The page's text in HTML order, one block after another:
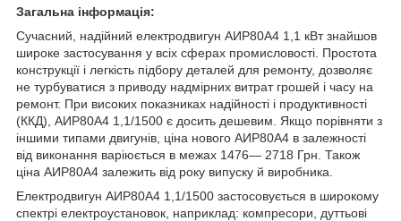
Загальна інформація:
Сучасний, надійний електродвигун АИР80А4 1,1 кВт знайшов
широке застосування у всіх сферах промисловості. Простота
конструкції і легкість підбору деталей для ремонту, дозволяє
не турбуватися з приводу надмірних витрат грошей і часу на
ремонт. При високих показниках надійності і продуктивності
(ККД), АИР80А4 1,1/1500 є досить дешевим. Якщо порівняти з
іншими типами двигунів, ціна нового АИР80А4 в залежності
від виконання варіюється в межах 1476― 2718 Грн. Також
ціна АИР80А4 залежить від року випуску й виробника.
Електродвигун АИР80А4 1,1/1500 застосовується в широкому
спектрі електроустановок, наприклад: компресори, дуттьові